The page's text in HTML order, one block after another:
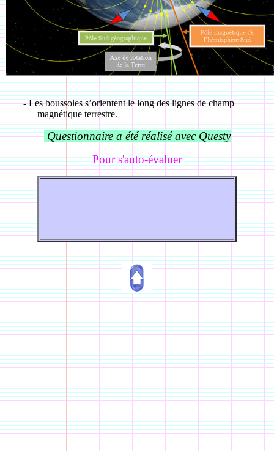
- Les boussoles s’orientent le long des lignes de champ
magnétique terrestre.
Questionnaire a été réalisé avec Questy
Pour s'auto-évaluer